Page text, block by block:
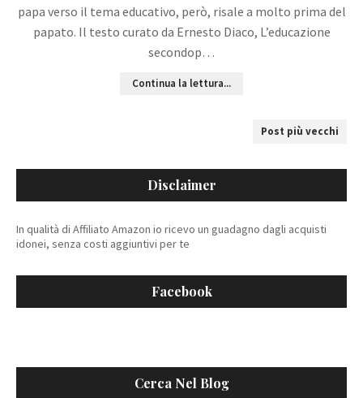
papa verso il tema educativo, però, risale a molto prima del
papato. Il testo curato da Ernesto Diaco, L’educazione
secondop…
Continua la lettura...
Post più vecchi
Disclaimer
In qualità di Affiliato Amazon io ricevo un guadagno dagli acquisti
idonei, senza costi aggiuntivi per te
Facebook
Cerca Nel Blog